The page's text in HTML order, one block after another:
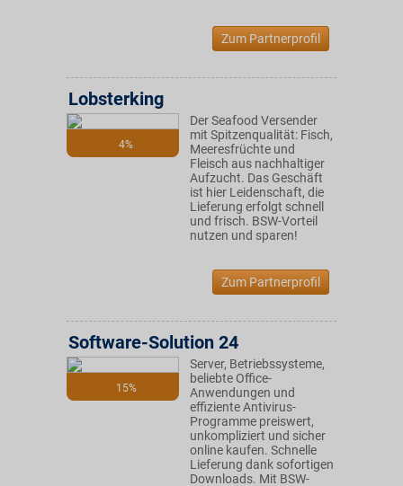
Zum Partnerprofil
4%
Lobsterking
Der Seafood Versender
mit Spitzenqualität: Fisch,
Meeresfrüchte und
Fleisch aus nachhaltiger
Aufzucht. Das Geschäft
ist hier Leidenschaft, die
Lieferung erfolgt schnell
und frisch. BSW-Vorteil
nutzen und sparen!
Zum Partnerprofil
15%
Software-Solution 24
Server, Betriebssysteme,
beliebte Office-
Anwendungen und
effiziente Antivirus-
Programme preiswert,
unkompliziert und sicher
online kaufen. Schnelle
Lieferung dank sofortigen
Downloads. Mit BSW-